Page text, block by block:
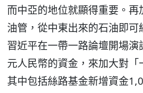
而中亞的地位就顯得重要。
油管，從中東出來的石油即可
習近平在一帶一路論壇開場
元人民幣的資金，來加大對「
其中包括絲路基金新增資金